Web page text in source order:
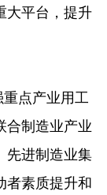
大平台，提升
重点产业用工
合制造业产业
先进制造业集
者素质提升和